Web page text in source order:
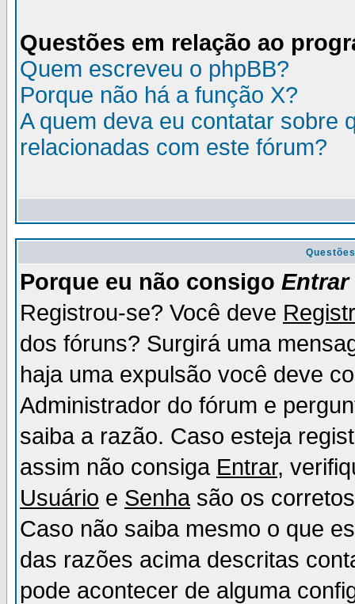
Questões em relação ao
Quem escreveu o phpBB?
Porque não há a função X?
A quem deva eu contatar sobre
relacionadas com este fórum?
Porque eu não consigo Entrar
Registrou-se? Você deve
dos fóruns? Surgirá uma
haja uma expulsão você deve
Administrador do fórum e
saiba a razão. Caso esteja
assim não consiga Entrar,
Usuário e Senhasão os
Caso não saiba mesmo o que
das razões acima descritas
pode acontecer de alguma